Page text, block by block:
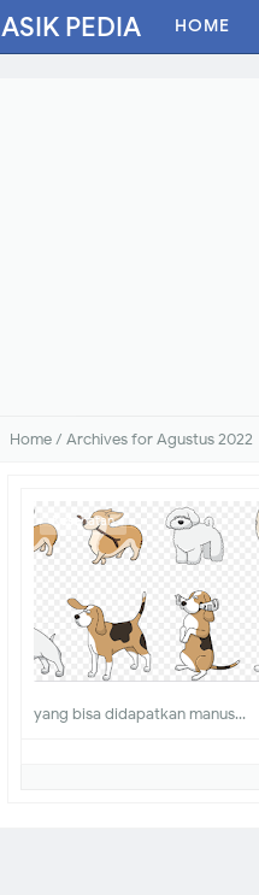
ASIK PEDIA HOME
Home/ Archives for Agustus 2022
Kesehatan
yang bisa didapatkan manus...